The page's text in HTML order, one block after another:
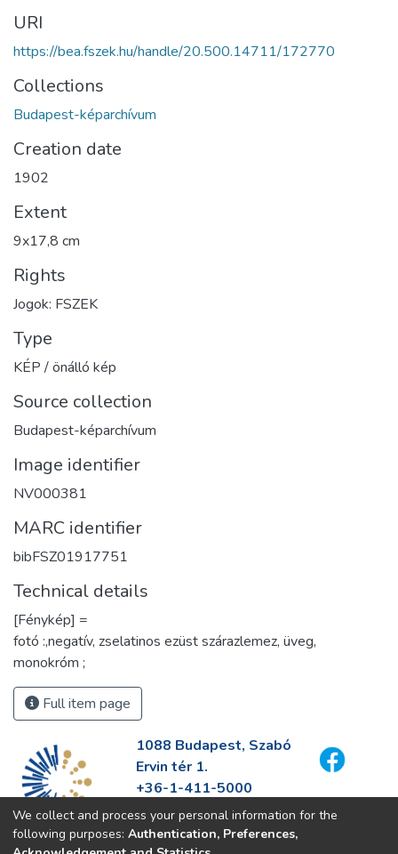
URI
https://bea.fszek.hu/handle/20.500.14711/172770
Collections
Budapest-képarchívum
Creation date
1902
Extent
9x17,8 cm
Rights
Jogok: FSZEK
Type
KÉP / önálló kép
Source collection
Budapest-képarchívum
Image identifier
NV000381
MARC identifier
bibFSZ01917751
Technical details
[Fénykép] =
fotó :,negatív, zselatinos ezüst szárazlemez, üveg,
monokróm ;
Full item page
1088 Budapest, Szabó
Ervin tér 1.
+36-1-411-5000
info@fszek.hu
https://fszek.hu
We collect and process your personal information for the
following purposes: Authentication, Preferences,